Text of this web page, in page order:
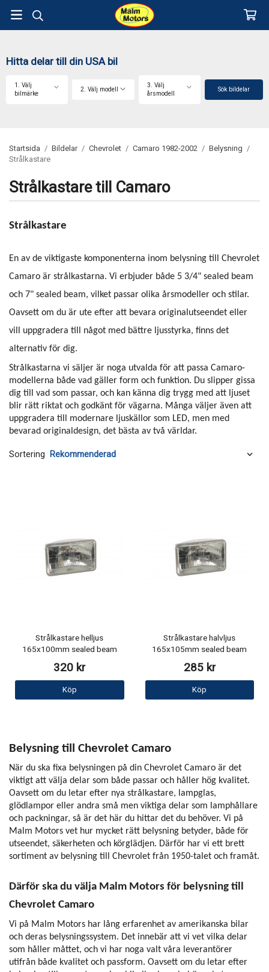
Hitta delar till din USA bil
1. Välj
bilmärke
2. Välj modell
3. Välj
årsmodell
Sök bildelar
Startsida / Bildelar / Chevrolet / Camaro 1982-2002 / Belysning /
Strålkastare
Strålkastare till Camaro
Strålkastare
En av de viktigaste komponenterna inom belysning till Chevrolet
Camaro är strålkastarna. Vi erbjuder både 5 3/4" sealed beam
och 7" sealed beam, vilket passar olika årsmodeller och stilar.
Oavsett om du är ute efter att bevara originalutseendet eller
vill uppgradera till något med bättre ljusstyrka, finns det
alternativ för dig.
Strålkastarna vi säljer är noga utvalda för att passa Camaro-
modellerna både vad gäller form och funktion. Du slipper gissa
dig till vad som passar, och kan känna dig trygg med att ljuset
blir rätt riktat och godkänt för vägarna. Många väljer även att
uppgradera till modernare ljuskällor som LED, men med
bevarad originaldesign, det bästa av två världar.
Sortering
Strålkastare helljus
165x100mm sealed beam
320 kr
Köp
Strålkastare halvljus
165x105mm sealed beam
285 kr
Köp
Belysning till Chevrolet Camaro
När du ska fixa belysningen på din Chevrolet Camaro är det
viktigt att välja delar som både passar och håller hög kvalitet.
Oavsett om du letar efter nya strålkastare, lampglas,
glödlampor eller andra små men viktiga delar som lamphållare
och packningar, så är det här du hittar det du behöver. Vi på
Malm Motors vet hur mycket rätt belysning betyder, både för
utseendet, säkerheten och körglädjen. Därför har vi ett brett
sortiment av belysning till Chevrolet från 1950-talet och framåt.
Därför ska du välja Malm Motors för belysning till
Chevrolet Camaro
Vi på Malm Motors har lång erfarenhet av amerikanska bilar
och deras belysningssystem. Det innebär att vi vet vilka delar
som håller måttet, och vi har noga valt våra leverantörer
utifrån både kvalitet och passform. Oavsett om du letar efter